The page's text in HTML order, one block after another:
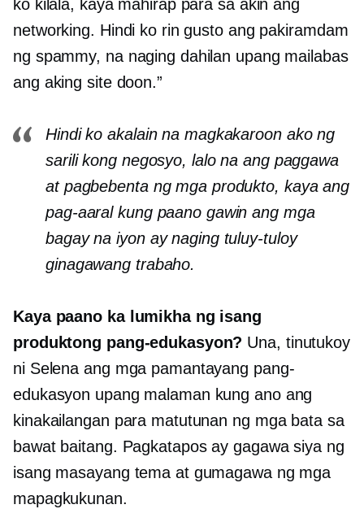
ko kilala, kaya mahirap para sa akin ang
networking. Hindi ko rin gusto ang pakiramdam
ng spammy, na naging dahilan upang mailabas
ang aking site doon.”
Hindi ko akalain na magkakaroon ako ng
sarili kong negosyo, lalo na ang paggawa
at pagbebenta ng mga produkto, kaya ang
pag-aaral kung paano gawin ang mga
bagay na iyon ay naging tuluy-tuloy
ginagawang trabaho.
Kaya paano ka lumikha ng isang
produktong pang-edukasyon? Una, tinutukoy
ni Selena ang mga pamantayang pang-
edukasyon upang malaman kung ano ang
kinakailangan para matutunan ng mga bata sa
bawat baitang. Pagkatapos ay gagawa siya ng
isang masayang tema at gumagawa ng mga
mapagkukunan.